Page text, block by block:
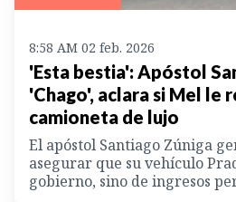
8:58 AM 02 feb. 2026
'Esta bestia': Apóstol
'Chago', aclara si Mel le
camioneta de lujo
El apóstol Santiago Zúniga
asegurar que su vehículo
gobierno, sino de ingresos